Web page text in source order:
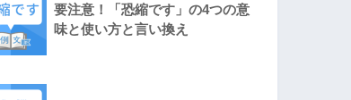
要注意！「恐縮です」の4つの意
味と使い方と言い換え